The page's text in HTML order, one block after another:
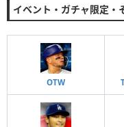
イベント・ガチャ限定・
OTW